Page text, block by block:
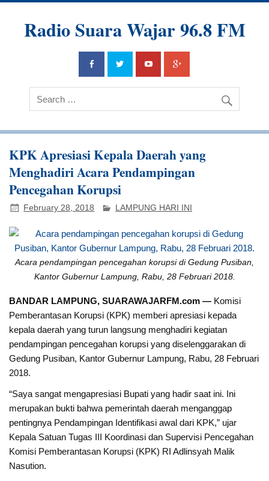
Radio Suara Wajar 96.8 FM
KPK Apresiasi Kepala Daerah yang
Menghadiri Acara Pendampingan
Pencegahan Korupsi
February 28, 2018 LAMPUNG HARI INI
Acara pendampingan pencegahan korupsi di Gedung Pusiban,
Kantor Gubernur Lampung, Rabu, 28 Februari 2018.
BANDAR LAMPUNG, SUARAWAJARFM.com — Komisi
Pemberantasan Korupsi (KPK) memberi apresiasi kepada
kepala daerah yang turun langsung menghadiri kegiatan
pendampingan pencegahan korupsi yang diselenggarakan di
Gedung Pusiban, Kantor Gubernur Lampung, Rabu, 28 Februari
2018.
“Saya sangat mengapresiasi Bupati yang hadir saat ini. Ini
merupakan bukti bahwa pemerintah daerah menganggap
pentingnya Pendampingan Identifikasi awal dari KPK,” ujar
Kepala Satuan Tugas III Koordinasi dan Supervisi Pencegahan
Komisi Pemberantasan Korupsi (KPK) RI Adlinsyah Malik
Nasution.